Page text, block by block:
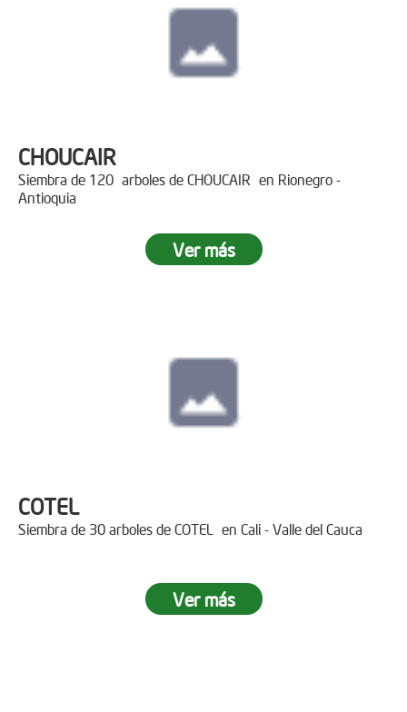
CHOUCAIR
Siembra de 120 arboles de CHOUCAIR en Rionegro -
Antioquia
Ver más
COTEL
Siembra de 30 arboles de COTEL en Cali - Valle del Cauca
Ver más